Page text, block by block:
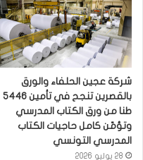
شركة عجين الحلفاء والورق
بالقصرين تنجح في تأمين 5446
طنا من ورق الكتاب المدرسي
وتؤمّن كامل حاجيات الكتاب
المدرسي التونسي
28 يوليو 2026